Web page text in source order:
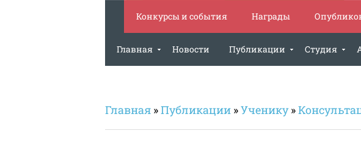
Награды
Конкурсы и события
Главная Новости Публикации Студия
Главная »Публикации »Ученику»